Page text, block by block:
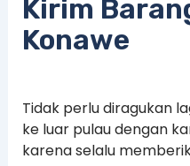
Kirim
Konawe
Tidak perlu diragukan
ke luar pulau dengan
karena selalu